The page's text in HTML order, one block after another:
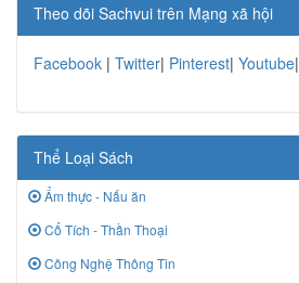
Theo dõi Sachvui trên Mạng xã hội
Facebook | Twitter| Pinterest| Youtube|
Thể Loại Sách
Ẩm thực - Nấu ăn
Cổ Tích - Thần Thoại
Công Nghệ Thông Tin